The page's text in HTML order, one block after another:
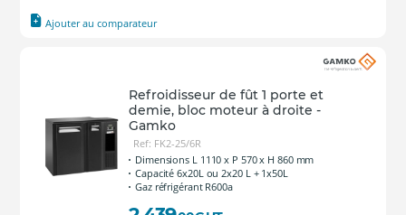
Ajouter au comparateur
Refroidisseur de fût 1 porte et
demie, bloc moteur à droite -
Gamko
Ref: FK2-25/6R
Dimensions L 1110 x P 570 x H 860 mm
Capacité 6x20L ou 2x20 L + 1x50L
Gaz réfrigérant R600a